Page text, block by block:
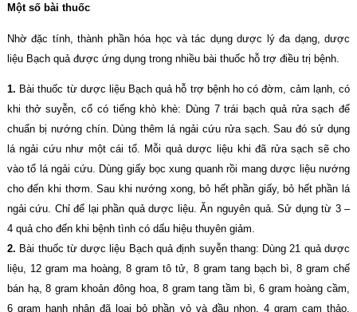
Một số bài thuốc
Nhờ đặc tính, thành phần hóa học và tác dụng dược lý đa dạng, dược
liệu Bạch quả được ứng dụng trong nhiều bài thuốc hỗ trợ điều trị bệnh.
1. Bài thuốc từ dược liệu Bạch quả hỗ trợ bệnh ho có đờm, cảm lạnh, có
khi thở suyễn, cổ có tiếng khò khè: Dùng 7 trái bạch quả rửa sạch để
chuẩn bị nướng chín. Dùng thêm lá ngải cứu rửa sạch. Sau đó sử dụng
lá ngải cứu như một cái tổ. Mỗi quả dược liệu khi đã rửa sạch sẽ cho
vào tổ lá ngải cứu. Dùng giấy bọc xung quanh rồi mang dược liệu nướng
cho đến khi thơm. Sau khi nướng xong, bỏ hết phần giấy, bỏ hết phần lá
ngải cứu. Chỉ để lại phần quả dược liệu. Ăn nguyên quả. Sử dụng từ 3 –
4 quả cho đến khi bệnh tình có dấu hiệu thuyên giảm.
2. Bài thuốc từ dược liệu Bạch quả định suyễn thang: Dùng 21 quả dược
liệu, 12 gram ma hoàng, 8 gram tô tử, 8 gram tang bạch bì, 8 gram chế
bán hạ, 8 gram khoản đông hoa, 8 gram tang tầm bì, 6 gram hoàng cầm,
6 gram hạnh nhân đã loại bỏ phần vỏ và đầu nhọn, 4 gram cam thảo.